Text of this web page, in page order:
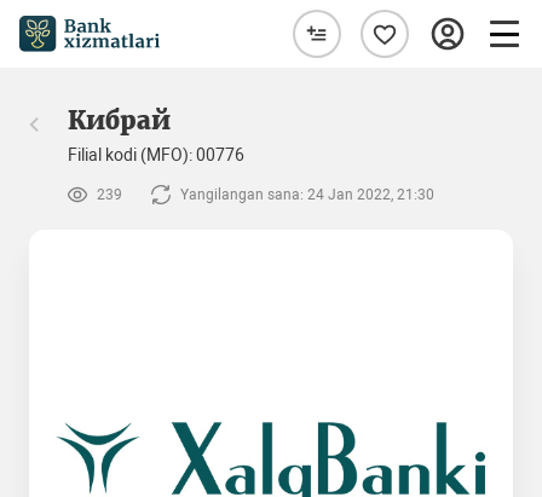
Кибрай
Filial kodi (MFO): 00776
239 Yangilangan sana: 24 Jan 2022, 21:30